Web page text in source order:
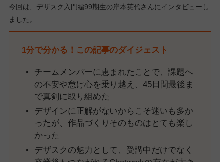
今回は、デザスク入門編99期生の岸本英代さんにインタビューし
ました。
1分で分かる！この記事のダイジェスト
チームメンバーに恵まれたことで、課題へ
の不安や怠け心を乗り越え、45日間最後ま
で真剣に取り組めた
デザインに正解がないからこそ迷いも多か
ったが、作品づくりそのものはとても楽し
かった
デザスクの魅力として、受講中だけでなく